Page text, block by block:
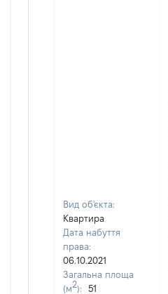
Вид об'єкта:
Квартира
Дата набуття
права:
06.10.2021
Загальна площа
(м2):
51